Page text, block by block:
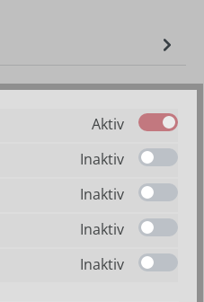
Aktiv
Inaktiv
Inaktiv
Inaktiv
Inaktiv